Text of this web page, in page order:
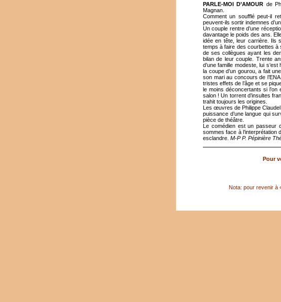
PARLE-MOI D’AMOUR de
Magnan.
Comment un soufflé peut-il
peuvent-ils sortir indemnes
Un couple rentre d’une
davantage le poids des ans.
idée en tête, leur carrière. Ils
temps à faire des courbettes à
de ses collègues ayant les
bilan de leur couple. Trente
d’une famille modeste, lui
la coupe d’un gourou, a fait
son mari au concours de
tristes effets de l’âge et se
le moins déconcertants si l’on
salon ! Un torrent d’insultes
trahit toujours les origines.
Les œuvres de Philippe
puissance d’une langue qui
pièce de théâtre.
Le comédien est un passeur
sommes face à l’interprétation
esclandre. M-P P. Pépinière
Pour
Nota: pour revenir à